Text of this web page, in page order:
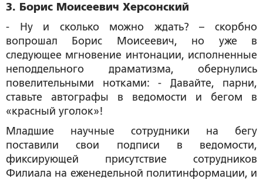
3. Борис Моисеевич Херсонский
- Ну и сколько можно ждать? – скорбно
вопрошал Борис Моисеевич, но уже в
следующее мгновение интонации, исполненные
неподдельного драматизма, обернулись
повелительными нотками: - Давайте, парни,
ставьте автографы в ведомости и бегом в
«красный уголок»!
Младшие научные сотрудники на бегу
поставили свои подписи в ведомости,
фиксирующей присутствие сотрудников
Филиала на еженедельной политинформации, и